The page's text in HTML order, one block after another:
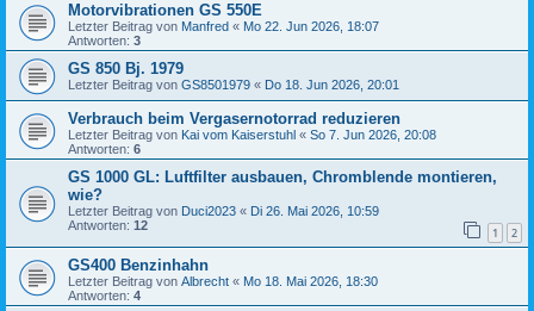
Motorvibrationen GS 550E
Letzter Beitrag von Manfred « Mo 22. Jun 2026, 18:07
Antworten: 3
GS 850 Bj. 1979
Letzter Beitrag von GS8501979 « Do 18. Jun 2026, 20:01
Verbrauch beim Vergasernotorrad reduzieren
Letzter Beitrag von Kai vom Kaiserstuhl « So 7. Jun 2026, 20:08
Antworten: 6
GS 1000 GL: Luftfilter ausbauen, Chromblende montieren,
wie?
Letzter Beitrag von Duci2023 « Di 26. Mai 2026, 10:59
Antworten: 12 1 2
GS400 Benzinhahn
Letzter Beitrag von Albrecht « Mo 18. Mai 2026, 18:30
Antworten: 4